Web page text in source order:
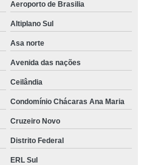
Aeroporto de Brasilia
Altiplano Sul
Asa norte
Avenida das nações
Ceilândia
Condomínio Chácaras Ana Maria
Cruzeiro Novo
Distrito Federal
ERL Sul